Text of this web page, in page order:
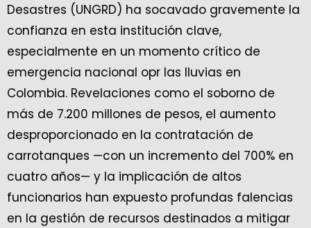
Desastres (UNGRD) ha socavado gravemente la
confianza en esta institución clave,
especialmente en un momento crítico de
emergencia nacional opr las lluvias en
Colombia. Revelaciones como el soborno de
más de 7.200 millones de pesos, el aumento
desproporcionado en la contratación de
carrotanques —con un incremento del 700% en
cuatro años— y la implicación de altos
funcionarios han expuesto profundas falencias
en la gestión de recursos destinados a mitigar